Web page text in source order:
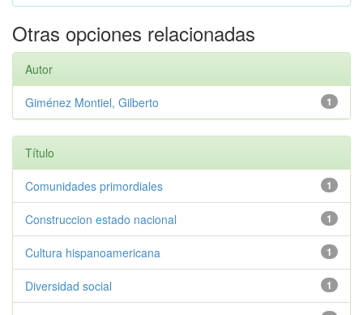
Otras opciones relacionadas
Autor
1
Giménez Montiel, Gilberto
Título
1
Comunidades primordiales
1
Construccion estado nacional
1
Cultura hispanoamericana
1
Diversidad social